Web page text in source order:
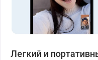
Легкий и